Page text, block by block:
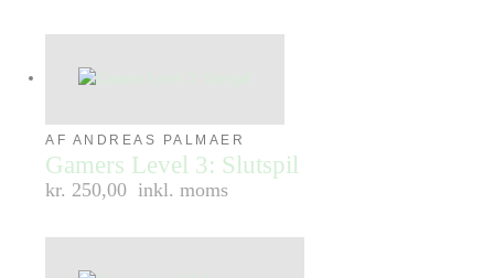
AF ANDREAS PALMAER
Gamers Level 3: Slutspil
kr. 250,00 inkl. moms